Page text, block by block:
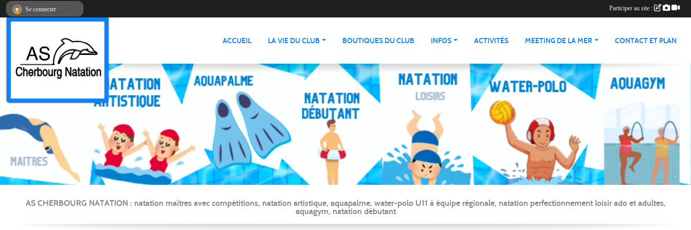
ACCUEIL LA VIE DU CLUB BOUTIQUES DU CLUB INFOS ACTIVITÉS MEETING DE LA MER CONTACT ET PLAN
AS CHERBOURG NATATION : natation maîtres avec compétitions, natation artistique, aquapalme, water-polo U11 à équipe régionale, natation perfectionnement loisir ado et adultes,
aquagym, natation débutant
Se connecter Participer au site :
Panneau de gestion des cookies